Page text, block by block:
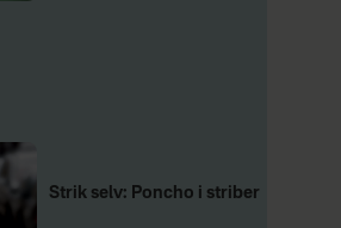
Strik selv: Poncho i striber